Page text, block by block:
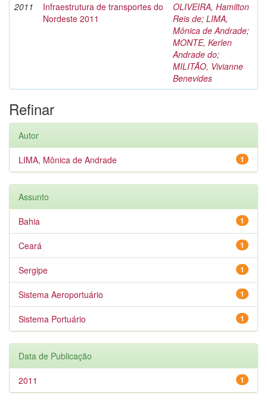
2011
Infraestrutura de transportes do
Nordeste 2011
OLIVEIRA, Hamilton
Reis de; LIMA,
Mônica de Andrade;
MONTE, Kerlen
Andrade do;
MILITÃO, Vivianne
Benevides
Refinar
Autor
1
LIMA, Mônica de Andrade
Assunto
1
Bahia
1
Ceará
1
Sergipe
1
Sistema Aeroportuário
1
Sistema Portuário
Data de Publicação
1
2011